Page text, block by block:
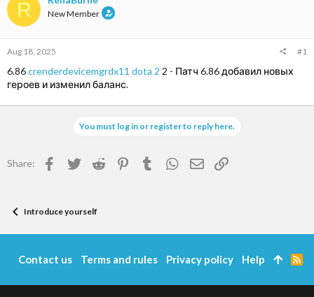
a
r
e
e
R New Member
Aug 18, 2025 #1
6.86crenderdevicemgrdx11 dota 2 2 - Патч 6.86 добавил новых
героев и изменил баланс.
You must log in or register to reply here.
Share: Facebook
TwitterReddit Pinterest
TumblrWhatsApp
EmailLink
Introduce yourself
Contact us Terms and rules Privacy policy Help
R
S